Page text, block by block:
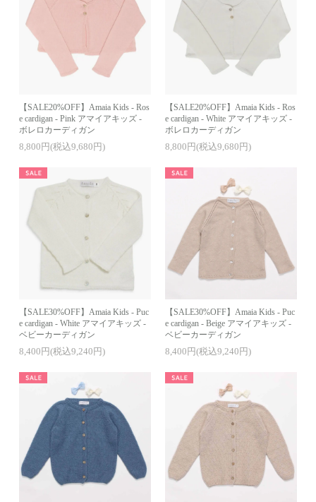
【SALE20%OFF】Amaia Kids - Ros
e cardigan - Pink アマイアキッズ -
ボレロカーディガン
8,800円(税込9,680円)
【SALE20%OFF】Amaia Kids - Ros
e cardigan - White アマイアキッズ -
ボレロカーディガン
8,800円(税込9,680円)
【SALE30%OFF】Amaia Kids - Puc
e cardigan - White アマイアキッズ -
ベビーカーディガン
8,400円(税込9,240円)
【SALE30%OFF】Amaia Kids - Puc
e cardigan - Beige アマイアキッズ -
ベビーカーディガン
8,400円(税込9,240円)